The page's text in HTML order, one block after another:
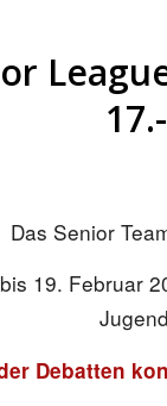
Das Senior
19. Februar
Debatten